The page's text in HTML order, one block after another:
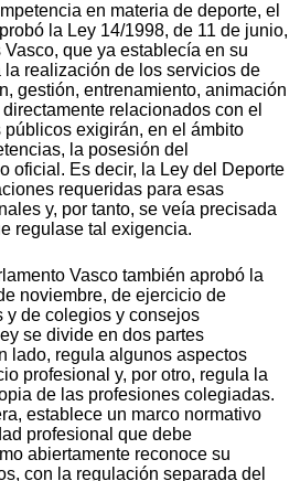
en materia de deporte, el
la Ley 14/1998, de 11 de junio,
que ya establecía en su
la realización de los servicios de
gestión, entrenamiento, animación
relacionados con el
exigirán, en el ámbito
la posesión del
oficial. Es decir, la Ley del Deporte
requeridas para esas
y, por tanto, se veía precisada
regulase tal exigencia.
Vasco también aprobó la
noviembre, de ejercicio de
y de colegios y consejos
se divide en dos partes
lado, regula algunos aspectos
profesional y, por otro, regula la
de las profesiones colegiadas.
establece un marco normativo
profesional que debe
abiertamente reconoce su
con la regulación separada del